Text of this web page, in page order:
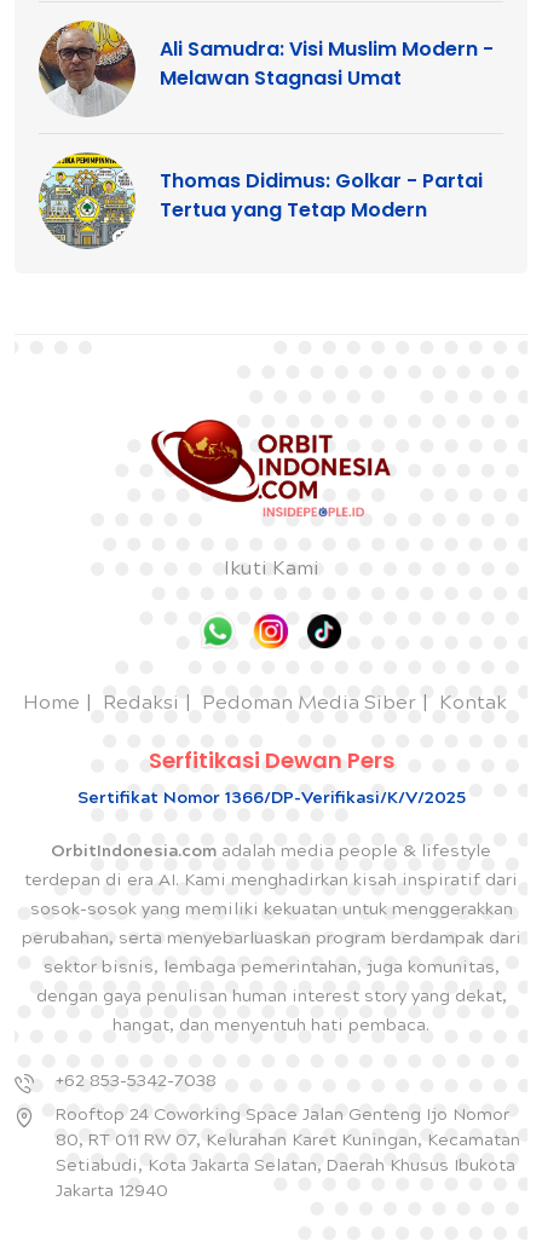
Ali Samudra: Visi Muslim Modern -
Melawan Stagnasi Umat
Thomas Didimus: Golkar - Partai
Tertua yang Tetap Modern
Ikuti Kami
Home Redaksi Pedoman Media Siber Kontak
Serfitikasi Dewan Pers
Sertifikat Nomor 1366/DP-Verifikasi/K/V/2025
OrbitIndonesia.com adalah media people & lifestyle
terdepan di era AI. Kami menghadirkan kisah inspiratif dari
sosok-sosok yang memiliki kekuatan untuk menggerakkan
perubahan, serta menyebarluaskan program berdampak dari
sektor bisnis, lembaga pemerintahan, juga komunitas,
dengan gaya penulisan human interest story yang dekat,
hangat, dan menyentuh hati pembaca.
+62 853-5342-7038
Rooftop 24 Coworking Space Jalan Genteng Ijo Nomor
80, RT 011 RW 07, Kelurahan Karet Kuningan, Kecamatan
Setiabudi, Kota Jakarta Selatan, Daerah Khusus Ibukota
Jakarta 12940